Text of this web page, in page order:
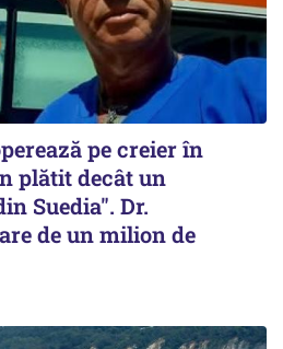
pe creier în
plătit decât un
Suedia". Dr.
de un milion de